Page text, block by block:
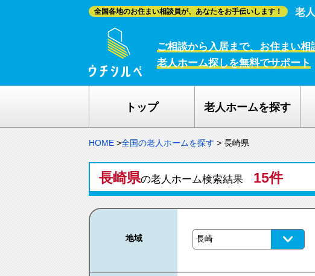
全国各地のお住まい相談員が、あなたをお手伝いします！ 老
ご相談から入居まで、お住まい相
老人ホーム探しを無料でサポート
トップ 老人ホームを探す
HOME >全国の老人ホームを探す > 長崎県
長崎県の老人ホーム検索結果 15件
地域